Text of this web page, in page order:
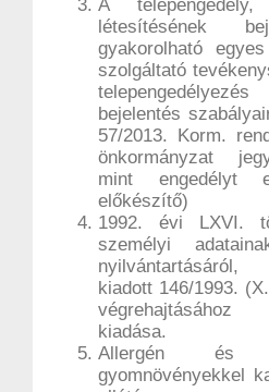
A
létesítésének
gyakorolható
szolgáltató
bejelentés
57/2013. Korm.
önkormányzat
mint engedélyt
előkészítő)
1992. évi LXVI.
személyi
nyilvántartásáról,
kiadott 146/1993.
végrehajtásához
kiadása.
Allergén és
gyomnövényekkel